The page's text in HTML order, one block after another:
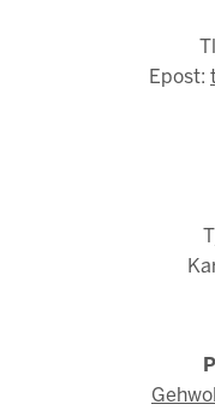
Epost: